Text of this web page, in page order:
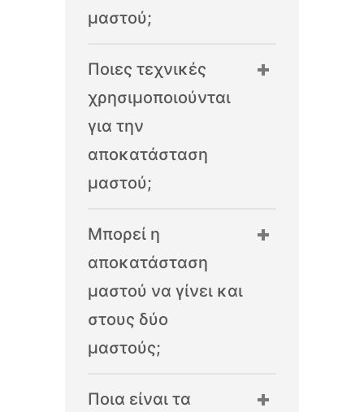
μαστού;
Ποιες τεχνικές
χρησιμοποιούνται
για την
αποκατάσταση
μαστού;
Μπορεί η
αποκατάσταση
μαστού να γίνει και
στους δύο
μαστούς;
Ποια είναι τα